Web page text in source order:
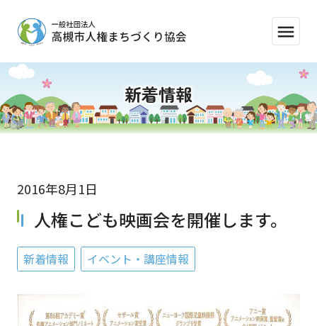
menu
新着情報
2016年8月1日
人権こども映画会を開催します。
新着情報 イベント・講座情報